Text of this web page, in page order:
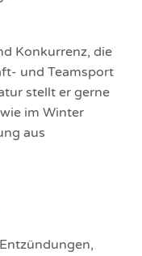
Konkurrenz, die
und Teamsport
stellt er gerne
im Winter
aus